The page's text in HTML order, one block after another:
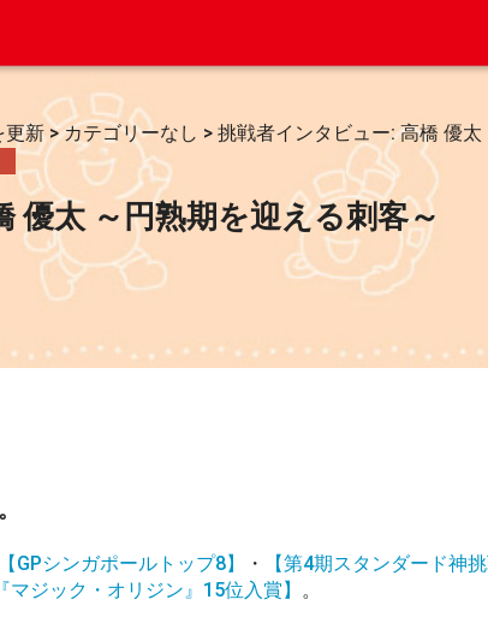
更新>カテゴリーなし > 挑戦者インタビュー: 高橋 優
優太 ～円熟期を迎える刺客～
【GPシンガポールトップ8】 ・
【第4期スタンダード神
マジック・オリジン』15位入賞】 。